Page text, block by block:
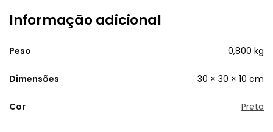
Informação adicional
Peso 0,800 kg
Dimensões 30 × 30 × 10 cm
Cor Preta